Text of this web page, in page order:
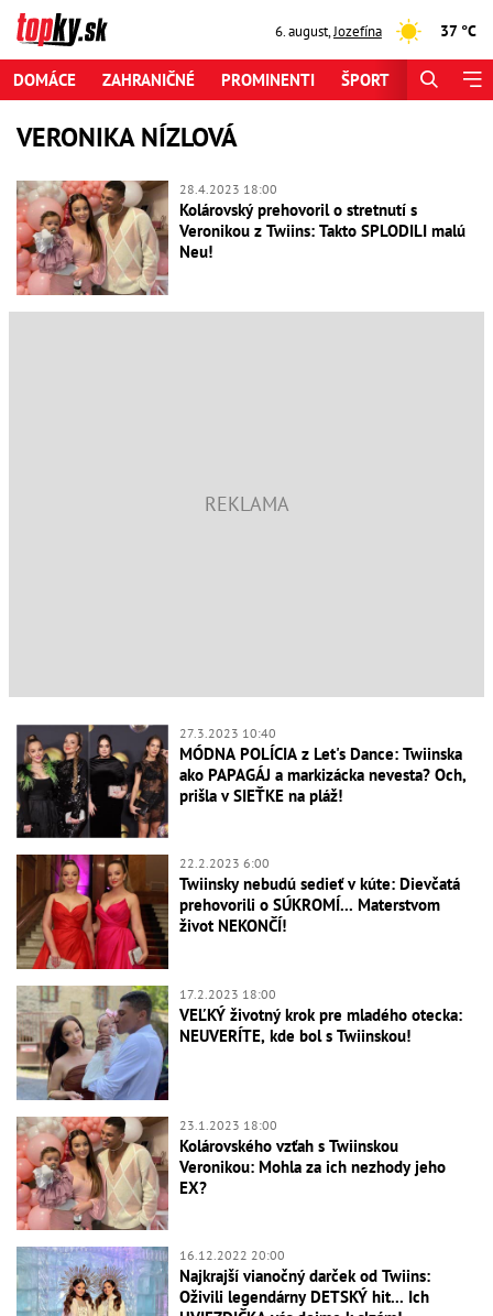
6. august,Jozefína 37 °C
DOMÁCE ZAHRANIČNÉ PROMINENTI ŠPORT
VERONIKA NÍZLOVÁ
28.4.2023 18:00
Kolárovský prehovoril o stretnutí s
Veronikou z Twiins: Takto SPLODILI malú
Neu!
27.3.2023 10:40
MÓDNA POLÍCIA z Let's Dance: Twiinska
ako PAPAGÁJ a markizácka nevesta? Och,
prišla v SIEŤKE na pláž!
22.2.2023 6:00
Twiinsky nebudú sedieť v kúte: Dievčatá
prehovorili o SÚKROMÍ... Materstvom
život NEKONČÍ!
17.2.2023 18:00
VEĽKÝ životný krok pre mladého otecka:
NEUVERÍTE, kde bol s Twiinskou!
23.1.2023 18:00
Kolárovského vzťah s Twiinskou
Veronikou: Mohla za ich nezhody jeho
EX?
16.12.2022 20:00
Najkrajší vianočný darček od Twiins:
Oživili legendárny DETSKÝ hit... Ich